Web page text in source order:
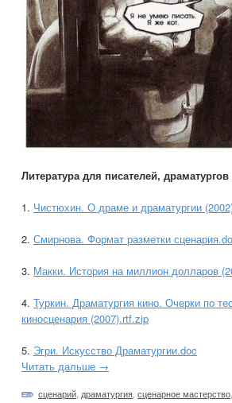
Литература для писателей,
1. Чистюхин. О драме и драматургии
2. Смирнова. Формат разметки
3. Макки. История на миллион долларов
4. Туркин. Драматургия кино. Очерки по
киносценария (2007).rtf.zip
5. Эгри. Искусство Драматургии.doc
Читать дальше →
сценарий драматургия сценарное мастерство